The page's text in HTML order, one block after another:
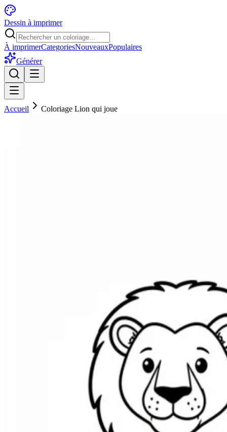
Dessin à imprimer
À imprimerCategoriesNouveauxPopulaires
Générer
Accueil Coloriage Lion qui joue